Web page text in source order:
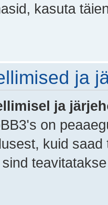
kasuta
ja
ja
on
kuid